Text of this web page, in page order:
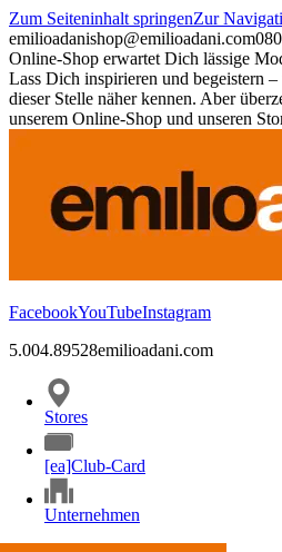
Zum Seiteninhalt springenZur
emilioadanishop@emilioadani.com
Online-Shop erwartet Dich lässige
Lass Dich inspirieren und begeistern
dieser Stelle näher kennen. Aber
unserem Online-Shop und unseren
FacebookYouTubeInstagram
5.004.89528emilioadani.com
Stores
[ea]Club-Card
Unternehmen